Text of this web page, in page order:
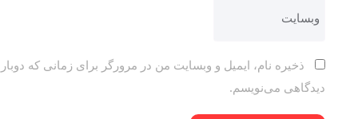
ذخیره نام، ایمیل و وبسایت من در مرورگر برای زمانی که دوباره
دیدگاهی می‌نویسم.